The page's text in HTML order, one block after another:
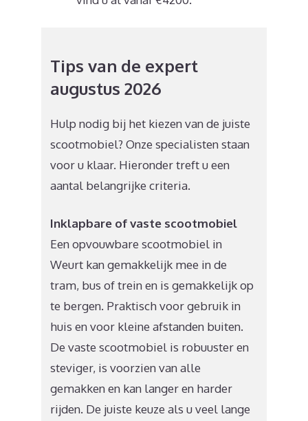
Tips van de expert
augustus 2026
Hulp nodig bij het kiezen van de juiste
scootmobiel? Onze specialisten staan
voor u klaar. Hieronder treft u een
aantal belangrijke criteria.
Inklapbare of vaste scootmobiel
Een opvouwbare scootmobiel in
Weurt kan gemakkelijk mee in de
tram, bus of trein en is gemakkelijk op
te bergen. Praktisch voor gebruik in
huis en voor kleine afstanden buiten.
De vaste scootmobiel is robuuster en
steviger, is voorzien van alle
gemakken en kan langer en harder
rijden. De juiste keuze als u veel lange